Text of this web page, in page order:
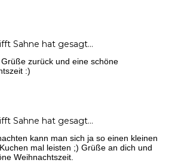
Sahne hat gesagt…
zurück und eine schöne
:)
Sahne hat gesagt…
kann man sich ja so einen kleinen
mal leisten ;) Grüße an dich und
Weihnachtszeit.